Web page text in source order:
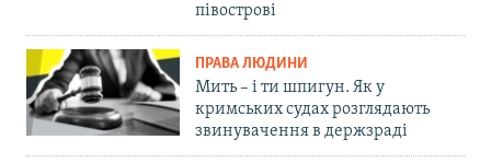
півострові
ПРАВА ЛЮДИНИ
Мить – і ти шпигун. Як у
кримських судах розглядають
звинувачення в держзраді